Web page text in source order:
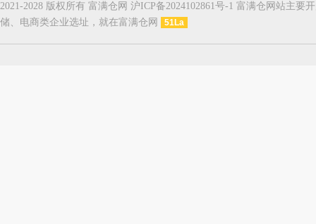
2021-2028 版权所有 富满仓网 沪ICP备2024102861号-1 富满仓网站主
储、电商类企业选址，就在富满仓网
51La